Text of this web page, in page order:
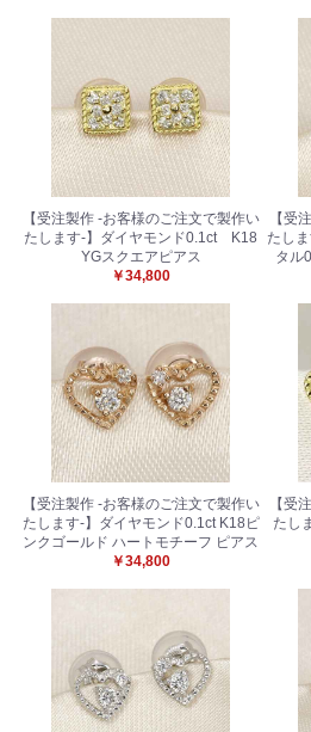
【受注製作 -お客様のご注文で製作い
たします-】ダイヤモンド0.1ct K18
YGスクエアピアス
￥34,800
【受
たし
タル
【受注製作 -お客様のご注文で製作い
たします-】ダイヤモンド0.1ct K18ピ
ンクゴールド ハートモチーフ ピアス
￥34,800
【受
たし